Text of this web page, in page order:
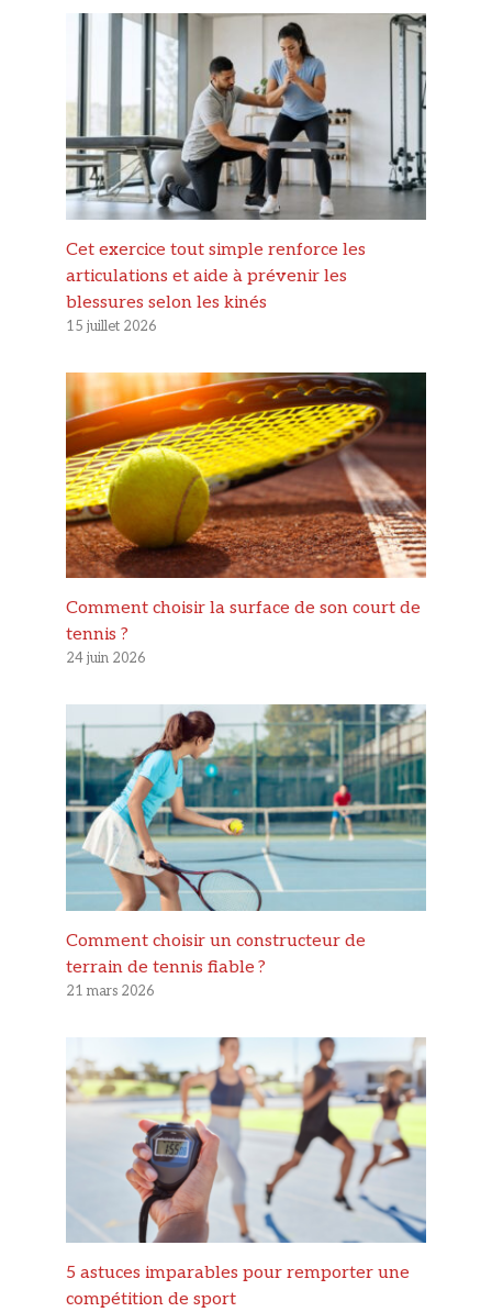
Cet exercice tout simple renforce les
articulations et aide à prévenir les
blessures selon les kinés
15 juillet 2026
Comment choisir la surface de son court de
tennis ?
24 juin 2026
Comment choisir un constructeur de
terrain de tennis fiable ?
21 mars 2026
5 astuces imparables pour remporter une
compétition de sport